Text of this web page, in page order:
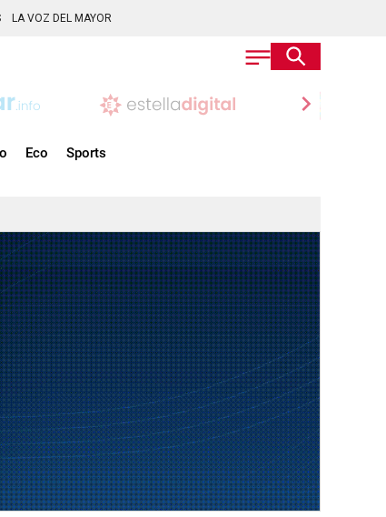
LA VOZ DEL MAYOR
chevron_right
Eco Sports